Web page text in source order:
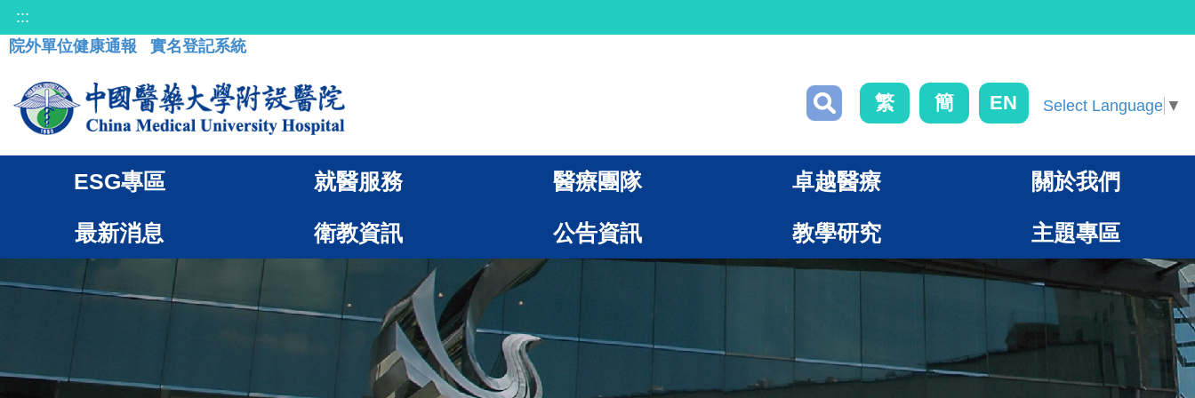
:::
院外單位健康通報
實名登記系統
繁 簡 EN Select Language ▼
ESG專區 就醫服務 醫療團隊 卓越醫療 關於我們
最新消息 衛教資訊 公告資訊 教學研究 主題專區